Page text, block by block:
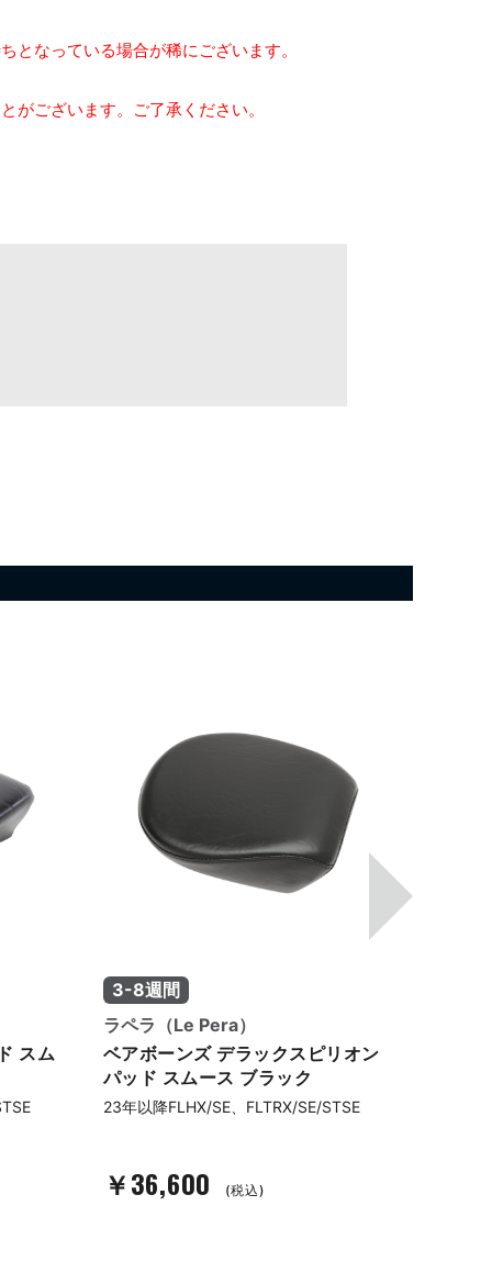
なっている場合が稀にございます。
がございます。ご了承ください。
スム
3-8週間
ラペラ（Le Pera）
ベアボーンズ デラックスピリオン
パッド スムース ブラック
23年以降FLHX/SE、FLTRX/SE/STSE
￥36,600 (税込)